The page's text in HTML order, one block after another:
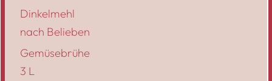
Dinkelmehl
nach Belieben
Gemüsebrühe
3 L